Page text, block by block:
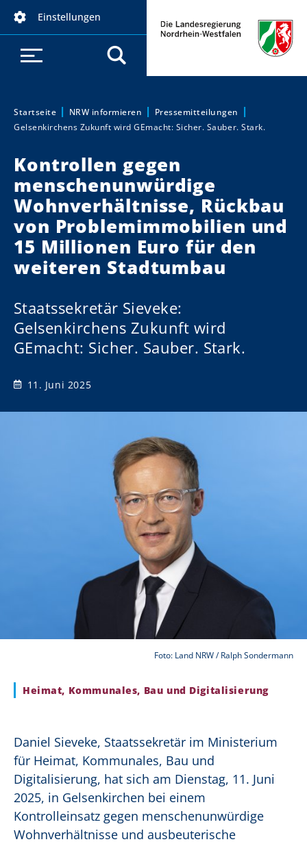
Einstellungen
Sie sind hier:
Startseite NRW informieren
Pressemitteilungen
Gelsenkirchens Zukunft wird GEmacht: Sicher. Sauber. Stark.
Kontrollen gegen
menschenunwürdige
Wohnverhältnisse, Rückbau
von Problemimmobilien und
15 Millionen Euro für den
weiteren Stadtumbau
Staatssekretär Sieveke:
Gelsenkirchens Zukunft wird
GEmacht: Sicher. Sauber. Stark.
11. Juni 2025
Foto: Land NRW / Ralph Sondermann
Heimat, Kommunales, Bau und Digitalisierung
Daniel Sieveke, Staatssekretär im Ministerium
für Heimat, Kommunales, Bau und
Digitalisierung, hat sich am Dienstag, 11. Juni
2025, in Gelsenkirchen bei einem
Kontrolleinsatz gegen menschenunwürdige
Wohnverhältnisse und ausbeuterische